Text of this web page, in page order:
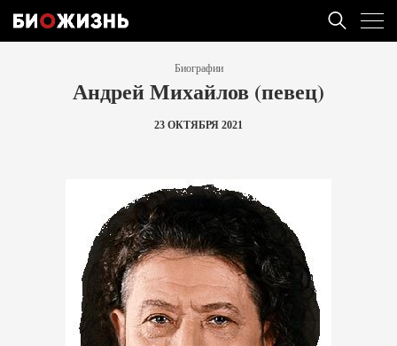
Биографии
Андрей Михайлов (певец)
23 ОКТЯБРЯ 2021